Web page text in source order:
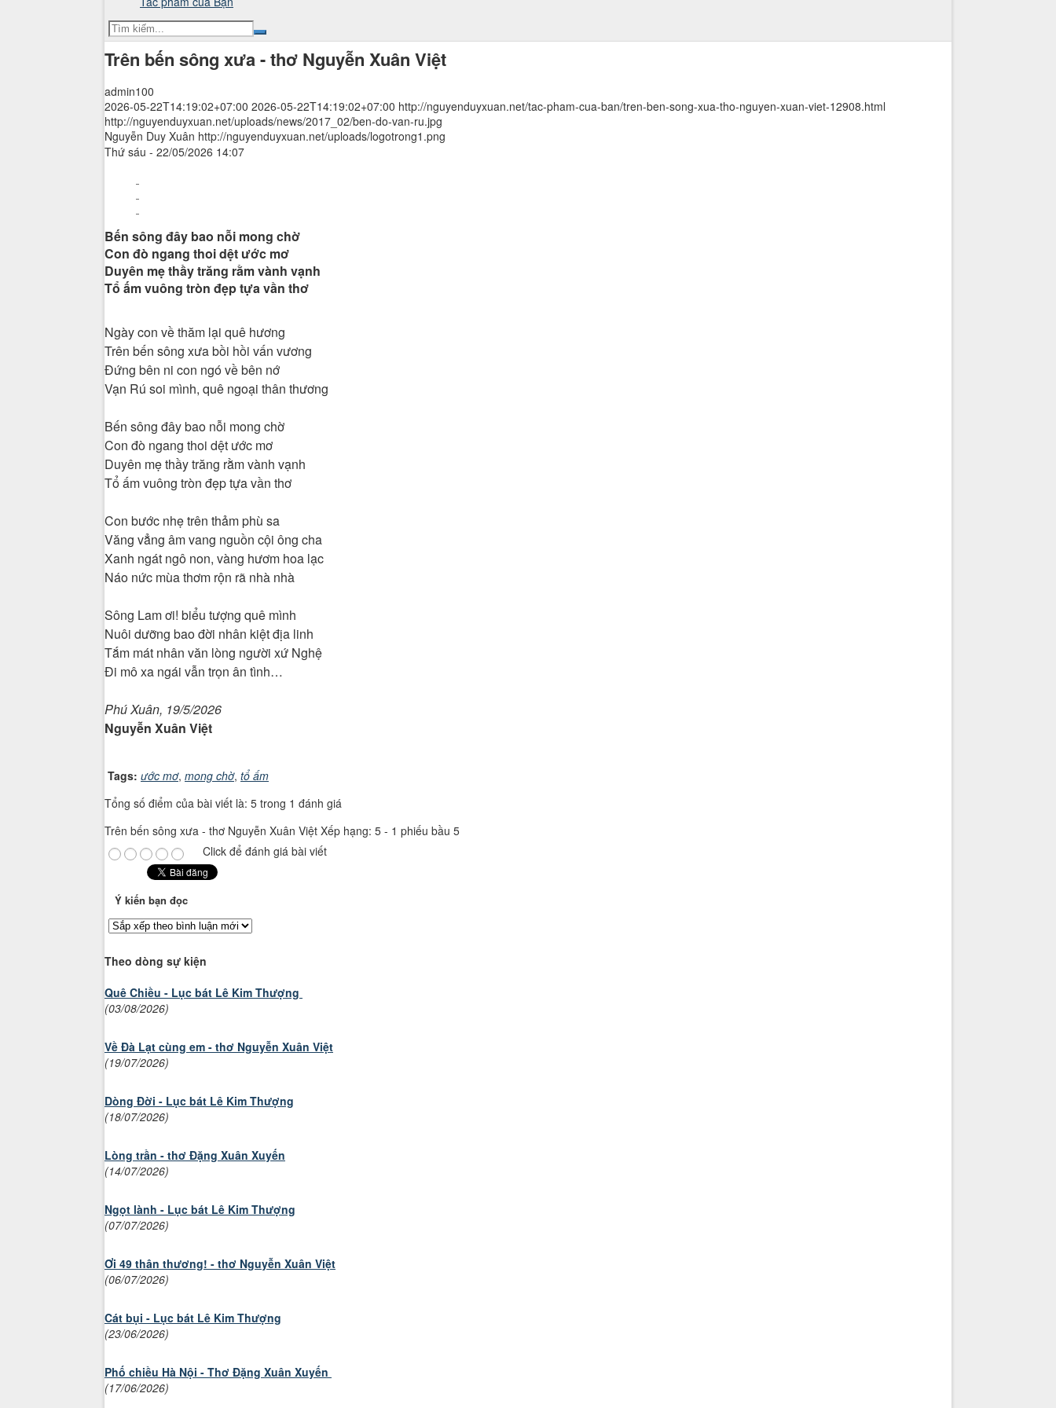
Trên bến sông xưa - thơ Nguyễn Xuân Việt
admin100
2026-05-22T14:19:02+07:00 2026-05-22T14:19:02+07:00 http://nguyenduyxuan.net/tac-pham-cua-ban/tren-ben-song-xua-tho-nguyen-xuan-viet-12908.html
http://nguyenduyxuan.net/uploads/news/2017_02/ben-do-van-ru.jpg
Nguyễn Duy Xuân http://nguyenduyxuan.net/uploads/logotrong1.png
Thứ sáu - 22/05/2026 14:07
Bến sông đây bao nỗi mong chờ
Con đò ngang thoi dệt ước mơ
Duyên mẹ thầy trăng rằm vành vạnh
Tổ ấm vuông tròn đẹp tựa vần thơ
Ngày con về thăm lại quê hương
Trên bến sông xưa bồi hồi vấn vương
Đứng bên ni con ngó về bên nớ
Vạn Rú soi mình, quê ngoại thân thương
Bến sông đây bao nỗi mong chờ
Con đò ngang thoi dệt ước mơ
Duyên mẹ thầy trăng rằm vành vạnh
Tổ ấm vuông tròn đẹp tựa vần thơ
Con bước nhẹ trên thảm phù sa
Văng vẳng âm vang nguồn cội ông cha
Xanh ngát ngô non, vàng hươm hoa lạc
Náo nức mùa thơm rộn rã nhà nhà
Sông Lam ơi! biểu tượng quê mình
Nuôi dưỡng bao đời nhân kiệt địa linh
Tắm mát nhân văn lòng người xứ Nghệ
Đi mô xa ngái vẫn trọn ân tình…
Phú Xuân, 19/5/2026
Nguyễn Xuân Việt
Tags: ước mơ, mong chờ, tổ ấm
Tổng số điểm của bài viết là: 5 trong 1 đánh giá
Trên bến sông xưa - thơ Nguyễn Xuân Việt Xếp hạng: 5 - 1 phiếu bầu 5
Click để đánh giá bài viết
Ý kiến bạn đọc
Theo dòng sự kiện
Quê Chiều - Lục bát Lê Kim Thượng
(03/08/2026)
Về Đà Lạt cùng em - thơ Nguyễn Xuân Việt
(19/07/2026)
Dòng Đời - Lục bát Lê Kim Thượng
(18/07/2026)
Lòng trần - thơ Đặng Xuân Xuyến
(14/07/2026)
Ngọt lành - Lục bát Lê Kim Thượng
(07/07/2026)
Ơi 49 thân thương! - thơ Nguyễn Xuân Việt
(06/07/2026)
Cát bụi - Lục bát Lê Kim Thượng
(23/06/2026)
Phố chiều Hà Nội - Thơ Đặng Xuân Xuyến
(17/06/2026)